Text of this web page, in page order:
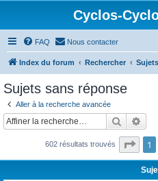
Cyclos-
FAQ Nous contacter
Index du forum Rechercher
Sujets sans réponse
Aller à la recherche avancée
602 résultats trouvés Page
1